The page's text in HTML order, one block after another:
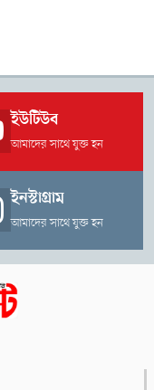
ইউটিউব
আমাদের সাথে যুক্ত হন
ইনস্টাগ্রাম
আমাদের সাথে যুক্ত হন